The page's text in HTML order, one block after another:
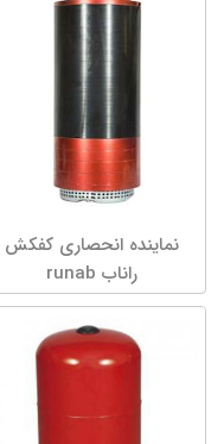
نماینده انحصاری کفکش
راناب runab